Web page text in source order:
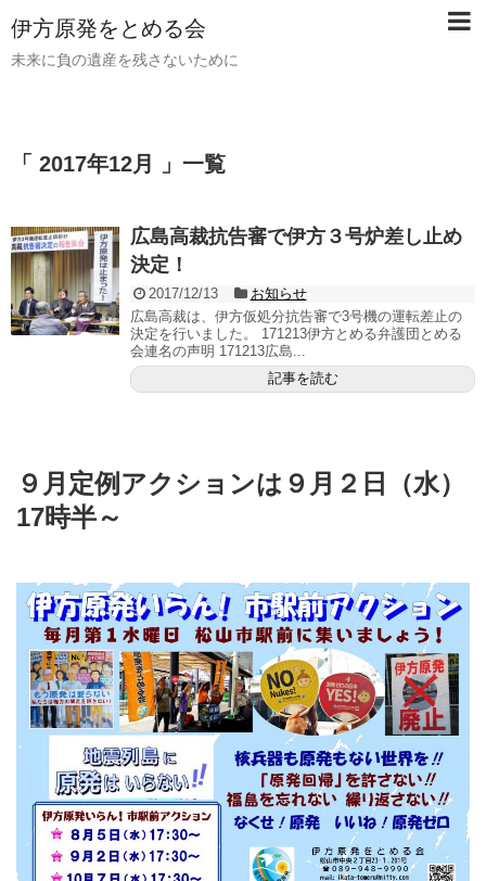
伊方原発をとめる会
未来に負の遺産を残さないために
「 2017年12月 」一覧
広島高裁抗告審で伊方３号炉差し止め
決定！
2017/12/13
お知らせ
広島高裁は、伊方仮処分抗告審で3号機の運転差止の
決定を行いました。 171213伊方とめる弁護団とめる
会連名の声明 171213広島...
記事を読む
９月定例アクションは９月２日（水）
17時半～